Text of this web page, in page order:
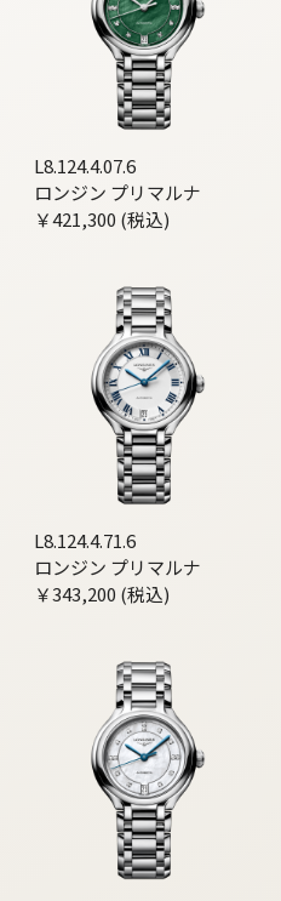
L8.124.4.07.6
ロンジン プリマルナ
￥421,300 (税込)
L8.124.4.71.6
ロンジン プリマルナ
￥343,200 (税込)